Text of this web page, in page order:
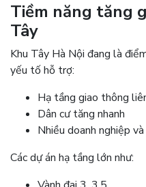
Tiềm năng tăng
Tây
Khu Tây Hà Nội đang là
yếu tố hỗ trợ:
Hạ tầng giao thông
Dân cư tăng nhanh
Nhiều doanh nghiệp
Các dự án hạ tầng lớn như: